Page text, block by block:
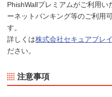
PhishWallプレミアムがご利用
ーネットバンキング等のご利用
す。
詳しくは株式会社セキュアブレ
ださい。
注意事項